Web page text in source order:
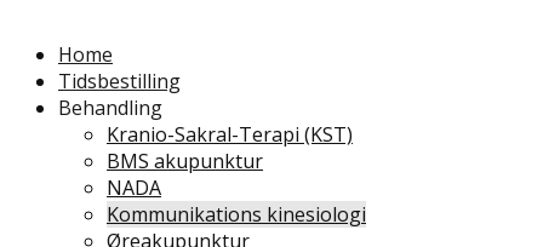
Home
Tidsbestilling
Behandling
Kranio-Sakral-Terapi (KST)
BMS akupunktur
NADA
Kommunikations kinesiologi
Øreakupunktur